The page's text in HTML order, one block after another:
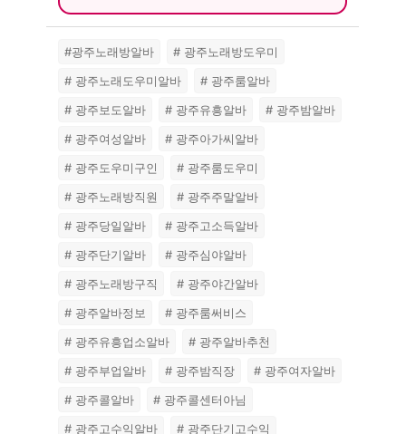
#광주노래방알바
# 광주노래방도우미
# 광주노래도우미알바
# 광주룸알바
# 광주보도알바
# 광주유흥알바
# 광주밤알바
# 광주여성알바
# 광주아가씨알바
# 광주도우미구인
# 광주룸도우미
# 광주노래방직원
# 광주주말알바
# 광주당일알바
# 광주고소득알바
# 광주단기알바
# 광주심야알바
# 광주노래방구직
# 광주야간알바
# 광주알바정보
# 광주룸써비스
# 광주유흥업소알바
# 광주알바추천
# 광주부업알바
# 광주밤직장
# 광주여자알바
# 광주콜알바
# 광주콜센터아님
# 광주고수익알바
# 광주단기고수익